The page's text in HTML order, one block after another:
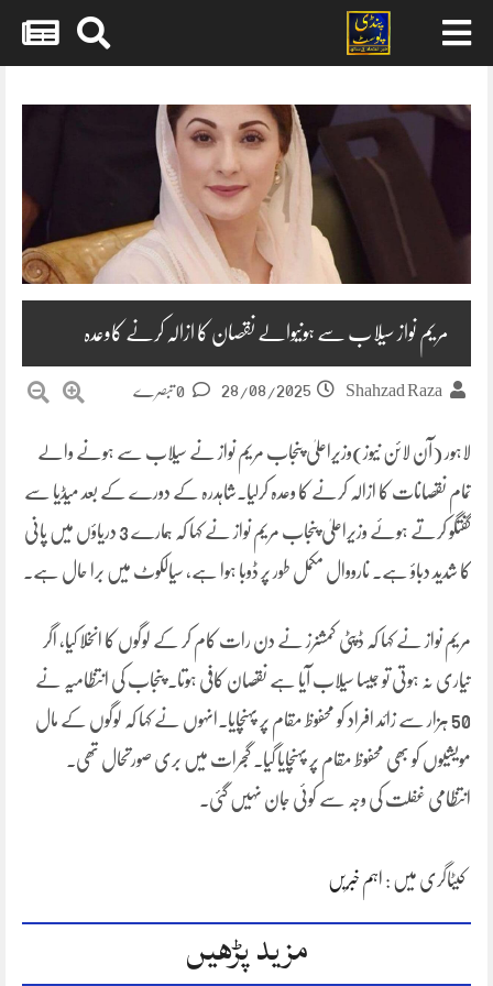
content
مریم نواز سیلاب سے ہونیوالے نقصان کا ازالہ کرنے کاوعدہ
Shahzad Raza
28/08/2025
لاہور (آن لائن نیوز)وزیراعلیٰ پنجاب مریم نواز نے سیلاب سے ہونے والے
تمام نقصانات کا ازالہ کرنے کا وعدہ کرلیا۔شاہدرہ کے دورے کے بعد میڈیا سے
گفتگو کرتے ہوئے وزیراعلیٰ پنجاب مریم نواز نے کہا کہ ہمارے 3 دریاؤں میں پانی
کا شدید دباؤ ہے۔ نارووال مکمل طور پر ڈوبا ہوا ہے، سیالکوٹ میں برا حال ہے۔
مریم نواز نے کہا کہ ڈپٹی کمشنرز نے دن رات کام کر کے لوگوں کا انخلا کیا، اگر
تیاری نہ ہوتی تو جیسا سیلاب آیا ہے نقصان کافی ہوتا۔ پنجاب کی انتظامیہ نے
50 ہزار سے زائد افراد کو محفوظ مقام پر پہنچایا۔انہوں نے کہا کہ لوگوں کے مال
مویشیوں کو بھی محفوظ مقام پر پہنچایا گیا۔ گجرات میں بری صورتحال تھی۔
انتظامی غفلت کی وجہ سے کوئی جان نہیں گئی۔
کیٹاگری میں : اہم خبریں
مزید پڑھیں